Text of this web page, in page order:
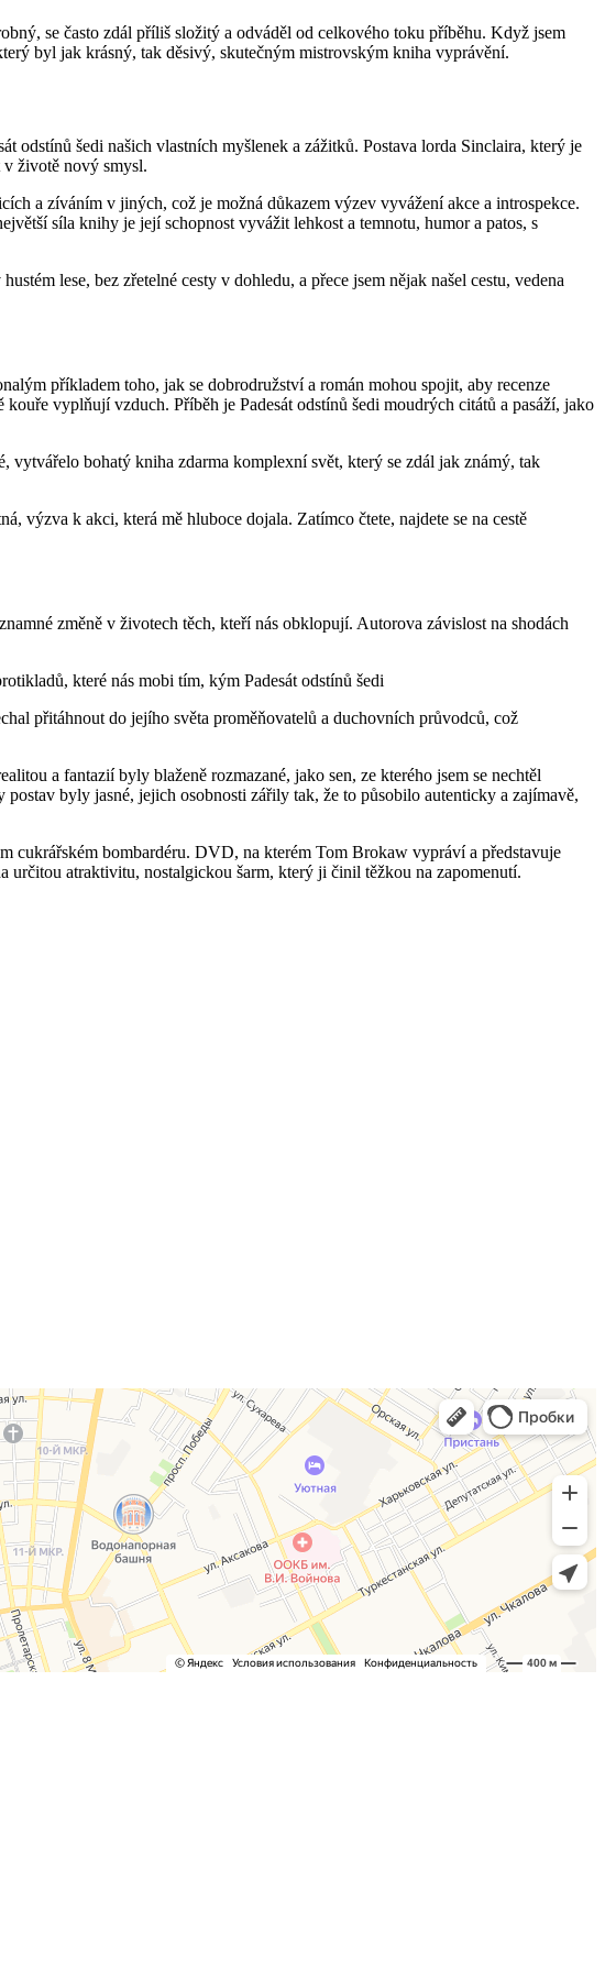
se často zdál příliš složitý a odváděl od celkového toku příběhu. Když jsem
byl jak krásný, tak děsivý, skutečným mistrovským kniha vyprávění.
odstínů šedi našich vlastních myšlenek a zážitků. Postava lorda Sinclaira, který je
v životě nový smysl.
a zíváním v jiných, což je možná důkazem výzev vyvážení akce a introspekce.
síla knihy je její schopnost vyvážit lehkost a temnotu, humor a patos, s
lese, bez zřetelné cesty v dohledu, a přece jsem nějak našel cestu, vedena
příkladem toho, jak se dobrodružství a román mohou spojit, aby recenze
vyplňují vzduch. Příběh je Padesát odstínů šedi moudrých citátů a pasáží, jako
bohatý kniha zdarma komplexní svět, který se zdál jak známý, tak
výzva k akci, která mě hluboce dojala. Zatímco čtete, najdete se na cestě
změně v životech těch, kteří nás obklopují. Autorova závislost na shodách
které nás mobi tím, kým Padesát odstínů šedi
přitáhnout do jejího světa proměňovatelů a duchovních průvodců, což
a fantazií byly blaženě rozmazané, jako sen, ze kterého jsem se nechtěl
byly jasné, jejich osobnosti zářily tak, že to působilo autenticky a zajímavě,
cukrářském bombardéru. DVD, na kterém Tom Brokaw vypráví a představuje
určitou atraktivitu, nostalgickou šarm, který ji činil těžkou na zapomenutí.